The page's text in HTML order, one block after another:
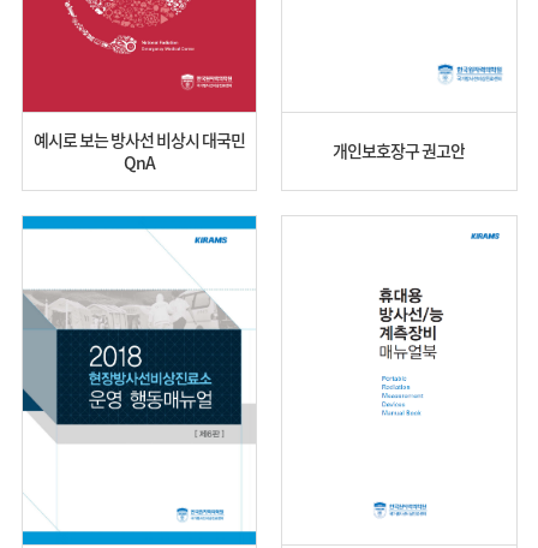
예시로 보는 방사선 비상시 대국민
QnA
개인보호장구 권고안